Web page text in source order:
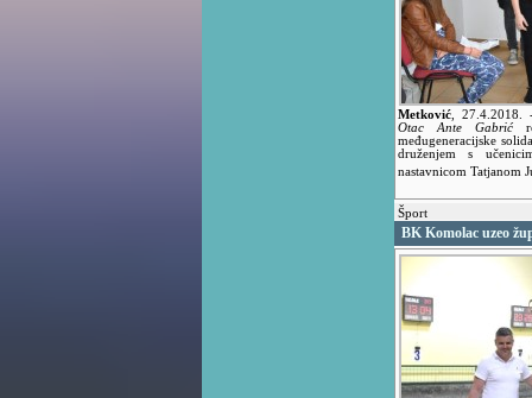
Metković 27.4.2018.
Otac Ante Gabrić
međugeneracijske
druženjem s
nastavnicom Tatjanom
Šport
BK Komolac uzeo